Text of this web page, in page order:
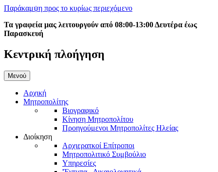
Παράκαμψη προς το κυρίως περιεχόμενο
Τα γραφεία μας λειτουργούν από 08:00-13:00 Δευτέρα έως
Παρασκευή
Κεντρική πλοήγηση
Μενού
Αρχική
Μητροπολίτης
Βιογραφικό
Κίνηση Μητροπολίτου
Προηγούμενοι Μητροπολίτες Ηλείας
Διοίκηση
Αρχιερατκοί Επίτροποι
Μητροπολιτικό Συμβούλιο
Υπηρεσίες